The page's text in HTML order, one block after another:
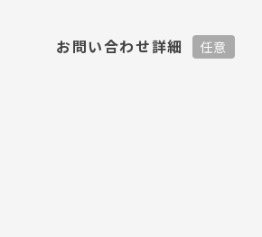
お問い合わせ詳細